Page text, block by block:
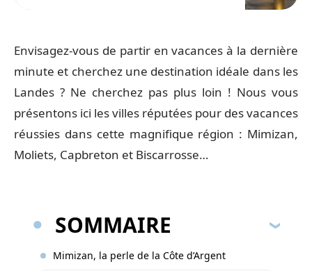
Envisagez-vous de partir en vacances à la dernière
minute et cherchez une destination idéale dans les
Landes ? Ne cherchez pas plus loin ! Nous vous
présentons ici les villes réputées pour des vacances
réussies dans cette magnifique région : Mimizan,
Moliets, Capbreton et Biscarrosse…
SOMMAIRE
Mimizan, la perle de la Côte d’Argent